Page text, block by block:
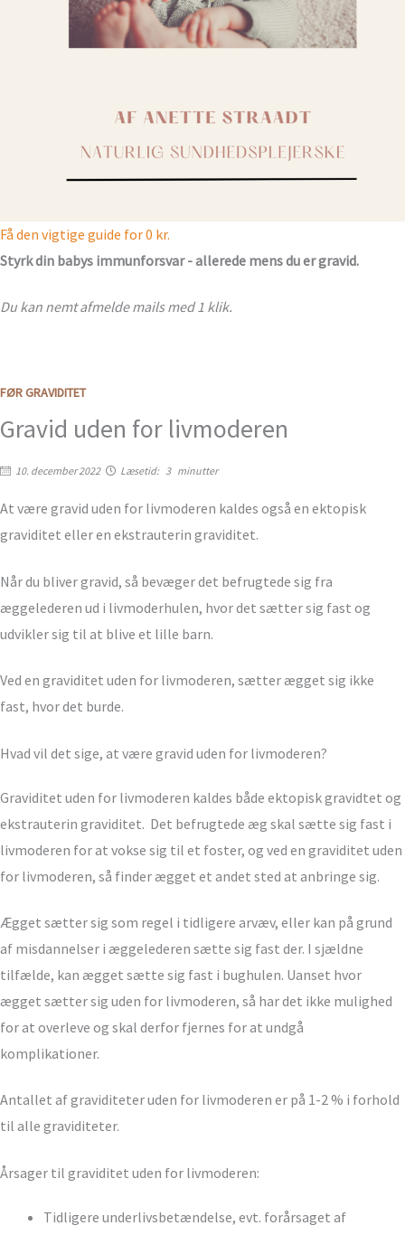
Få den vigtige guide for 0 kr.
Styrk din babys immunforsvar - allerede mens du er gravid.
Du kan nemt afmelde mails med 1 klik.
FØR GRAVIDITET
Gravid uden for livmoderen
10. december 2022 Læsetid: 3 minutter
At være gravid uden for livmoderen kaldes også en ektopisk
graviditet eller en ekstrauterin graviditet.
Når du bliver gravid, så bevæger det befrugtede sig fra
æggelederen ud i livmoderhulen, hvor det sætter sig fast og
udvikler sig til at blive et lille barn.
Ved en graviditet uden for livmoderen, sætter ægget sig ikke
fast, hvor det burde.
Hvad vil det sige, at være gravid uden for livmoderen?
Graviditet uden for livmoderen kaldes både ektopisk gravidtet og
ekstrauterin graviditet. Det befrugtede æg skal sætte sig fast i
livmoderen for at vokse sig til et foster, og ved en graviditet uden
for livmoderen, så finder ægget et andet sted at anbringe sig.
Ægget sætter sig som regel i tidligere arvæv, eller kan på grund
af misdannelser i æggelederen sætte sig fast der. I sjældne
tilfælde, kan ægget sætte sig fast i bughulen. Uanset hvor
ægget sætter sig uden for livmoderen, så har det ikke mulighed
for at overleve og skal derfor fjernes for at undgå
komplikationer.
Antallet af graviditeter uden for livmoderen er på 1-2 % i forhold
til alle graviditeter.
Årsager til graviditet uden for livmoderen:
Tidligere underlivsbetændelse, evt. forårsaget af